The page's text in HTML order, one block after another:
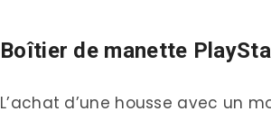
Boîtier de manette
L’achat d’une housse avec un